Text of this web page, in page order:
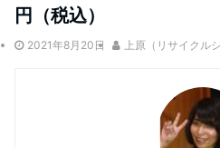
円（税込）
2021年8月20日 上原（リサイクル